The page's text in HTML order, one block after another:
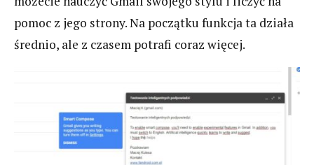
pomoc z jego strony. Na początku funkcja ta działa
średnio, ale z czasem potrafi coraz więcej.